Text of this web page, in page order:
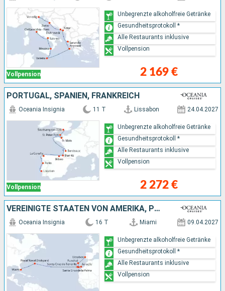
Vollpension 2 169 €
Unbegrenzte alkoholfreie Getränke
Gesundheitsprotokoll *
Alle Restaurants inklusive
Vollpension
PORTUGAL, SPANIEN, FRANKREICH
Vollpension
Oceania Insignia 11 T Lissabon 24.04.2027
2 272 €
Unbegrenzte alkoholfreie Getränke
Gesundheitsprotokoll *
Alle Restaurants inklusive
Vollpension
VEREINIGTE STAATEN VON AMERIKA, PORTUGAL
Oceania Insignia 16 T Miami 09.04.2027
Unbegrenzte alkoholfreie Getränke
Gesundheitsprotokoll *
Alle Restaurants inklusive
Vollpension